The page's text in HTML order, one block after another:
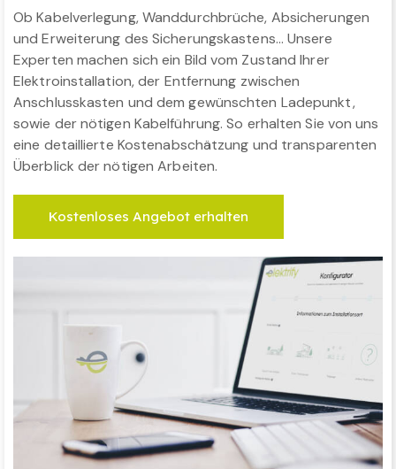
Ob Kabelverlegung, Wanddurchbrüche, Absicherungen
und Erweiterung des Sicherungskastens… Unsere
Experten machen sich ein Bild vom Zustand Ihrer
Elektroinstallation, der Entfernung zwischen
Anschlusskasten und dem gewünschten Ladepunkt,
sowie der nötigen Kabelführung. So erhalten Sie von uns
eine detaillierte Kostenabschätzung und transparenten
Überblick der nötigen Arbeiten.
Kostenloses Angebot erhalten